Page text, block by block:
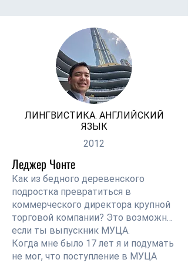
ЛИНГВИСТИКА. АНГЛИЙСКИЙ
ЯЗЫК
2012
Леджер Чонте
Как из бедного деревенского
подростка превратиться в
коммерческого директора крупной
торговой компании? Это возможно,
если ты выпускник МУЦА.
Когда мне было 17 лет я и подумать
не мог, что поступление в МУЦА